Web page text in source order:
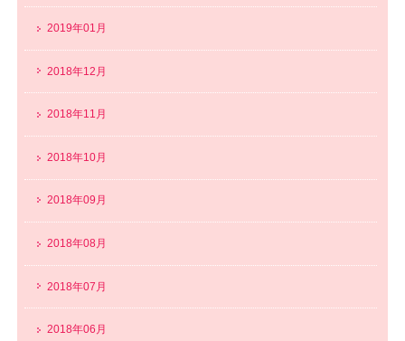
2019年01月
2018年12月
2018年11月
2018年10月
2018年09月
2018年08月
2018年07月
2018年06月